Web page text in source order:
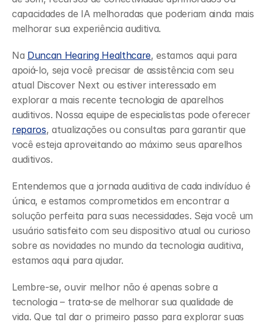
capacidades de IA melhoradas que poderiam ainda mais
melhorar sua experiência auditiva.
Na Duncan Hearing Healthcare, estamos aqui para
apoiá-lo, seja você precisar de assistência com seu
atual Discover Next ou estiver interessado em
explorar a mais recente tecnologia de aparelhos
auditivos. Nossa equipe de especialistas pode oferecer
reparos, atualizações ou consultas para garantir que
você esteja aproveitando ao máximo seus aparelhos
auditivos.
Entendemos que a jornada auditiva de cada indivíduo é
única, e estamos comprometidos em encontrar a
solução perfeita para suas necessidades. Seja você um
usuário satisfeito com seu dispositivo atual ou curioso
sobre as novidades no mundo da tecnologia auditiva,
estamos aqui para ajudar.
Lembre-se, ouvir melhor não é apenas sobre a
tecnologia – trata-se de melhorar sua qualidade de
vida. Que tal dar o primeiro passo para explorar suas